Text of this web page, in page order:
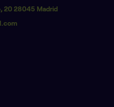
20 28045 Madrid